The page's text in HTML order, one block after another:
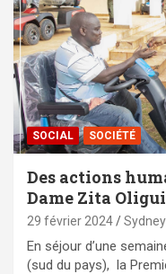
SOCIAL SOCIÉTÉ
Des actions
Dame Zita
29 février 2024 Sydney
En séjour d’une
(sud du pays), la